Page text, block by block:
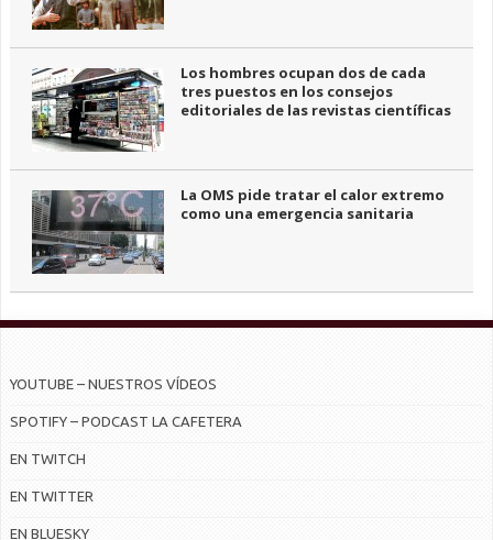
Los hombres ocupan dos de cada
tres puestos en los consejos
editoriales de las revistas científicas
La OMS pide tratar el calor extremo
como una emergencia sanitaria
YOUTUBE – NUESTROS VÍDEOS
SPOTIFY – PODCAST LA CAFETERA
EN TWITCH
EN TWITTER
EN BLUESKY